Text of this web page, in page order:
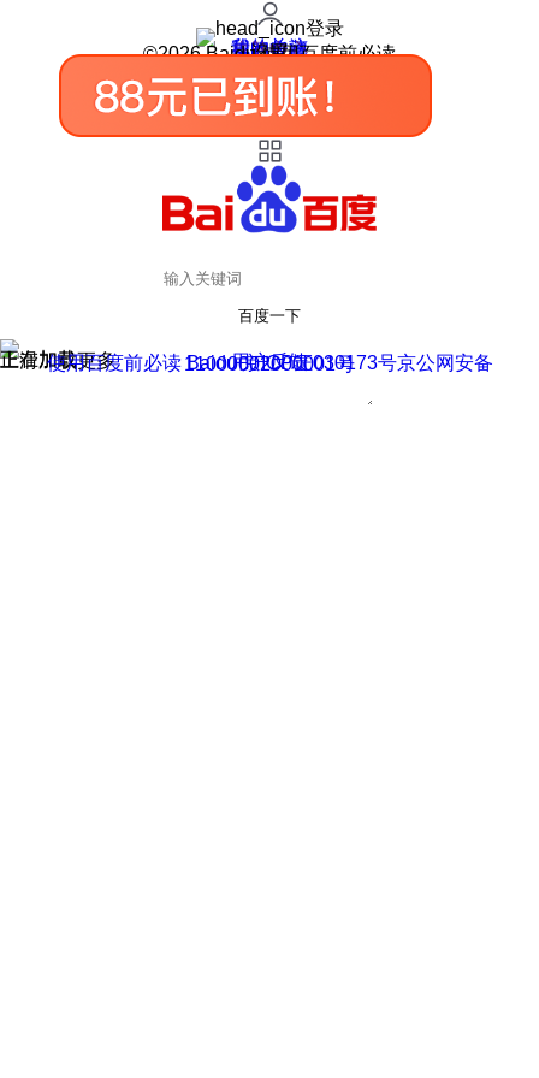
登录
我的关注
我的收藏
皮肤中心
用户反馈
设置
©2026 Baidu 使用百度前必读
百度一下
正在加载
上滑加载更多 用户反馈
使用百度前必读 Baidu 京ICP证030173号
京公网安备11000002000001号